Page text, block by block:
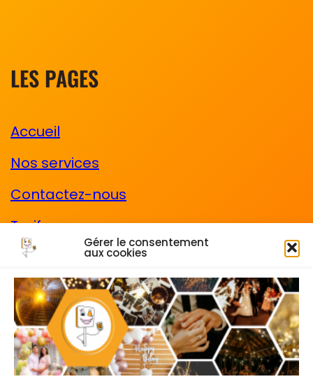
Gérer le consentement
aux cookies
LES PAGES
Accueil
Nos services
Contactez-nous
Tarifs
CGV
Les mentions légales
Cadre photo